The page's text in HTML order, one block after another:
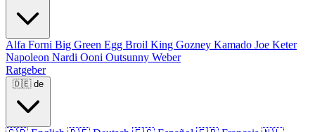
Alfa Forni Big Green Egg Broil King Gozney Kamado Joe Keter
Napoleon Nardi Ooni Outsunny Weber
Ratgeber
🇩🇪 de